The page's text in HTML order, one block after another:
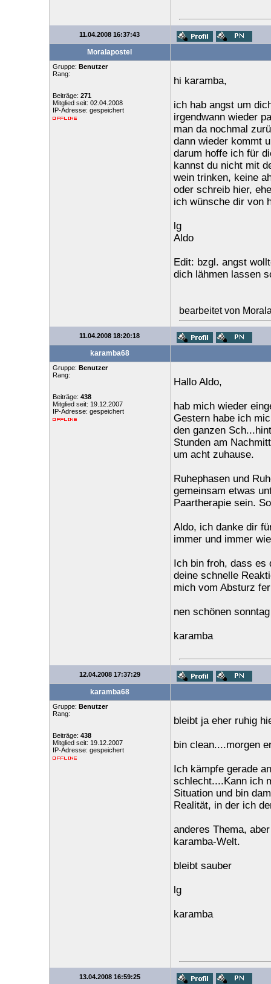
11.04.2008 16:37:43
Moralapostel
Gruppe: Benutzer
Rang:
Beiträge: 271
Mitglied seit: 02.04.2008
IP-Adresse: gespeichert
hi karamba,
ich hab angst um
irgendwann wieder
man da nochmal
dann wieder kommt
darum hoffe ich für
kannst du nicht mit
wein trinken, keine
oder schreib hier,
ich wünsche dir von
lg
Aldo
Edit: bzgl. angst
dich lähmen lassen
bearbeitet von
11.04.2008 18:20:18
karamba68
Gruppe: Benutzer
Rang:
Beiträge: 438
Mitglied seit: 19.12.2007
IP-Adresse: gespeichert
Hallo Aldo,
hab mich wieder
Gestern habe ich
den ganzen
Stunden am
um acht zuhause.
Ruhephasen und
gemeinsam etwas
Paartherapie sein.
Aldo, ich danke dir
immer und immer
Ich bin froh, dass es
deine schnelle
mich vom Absturz
nen schönen sonntag
karamba
12.04.2008 17:37:29
karamba68
Gruppe: Benutzer
Rang:
Beiträge: 438
Mitglied seit: 19.12.2007
IP-Adresse: gespeichert
bleibt ja eher ruhig
bin clean....morgen
Ich kämpfe gerade
schlecht....Kann ich
Situation und bin
Realität, in der ich
anderes Thema,
karamba-Welt.
bleibt sauber
lg
karamba
13.04.2008 16:59:25